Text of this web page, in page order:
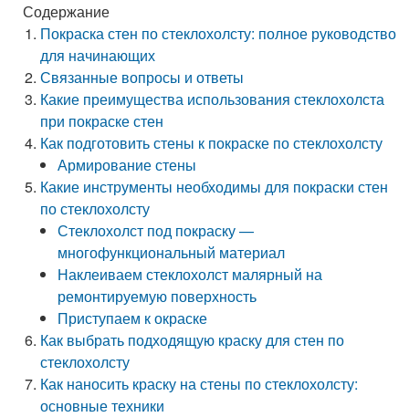
Содержание
Покраска стен по стеклохолсту: полное руководство
для начинающих
Связанные вопросы и ответы
Какие преимущества использования стеклохолста
при покраске стен
Как подготовить стены к покраске по стеклохолсту
Армирование стены
Какие инструменты необходимы для покраски стен
по стеклохолсту
Стеклохолст под покраску —
многофункциональный материал
Наклеиваем стеклохолст малярный на
ремонтируемую поверхность
Приступаем к окраске
Как выбрать подходящую краску для стен по
стеклохолсту
Как наносить краску на стены по стеклохолсту:
основные техники